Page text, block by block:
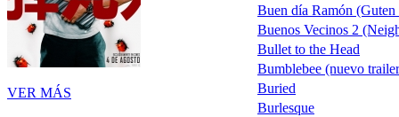
VER MÁS
Buen día Ramón (Guten
Buenos Vecinos 2
Bullet to the Head
Bumblebee (nuevo
Buried
Burlesque